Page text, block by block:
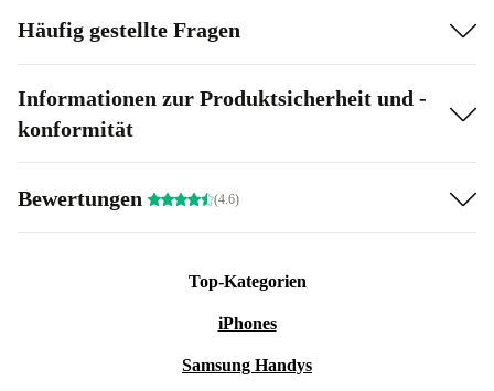
Häufig gestellte Fragen
Informationen zur Produktsicherheit und -
konformität
Bewertungen (4.6)
Top-Kategorien
iPhones
Samsung Handys